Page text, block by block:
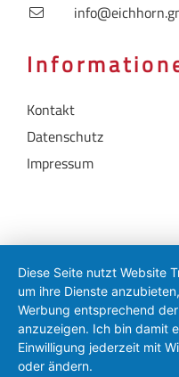
Kontakt
Datenschutz
Impressum
Diese Seite nutzt Website
um ihre Dienste
Werbung entsprechend
anzuzeigen. Ich bin damit
Einwilligung jederzeit mit
oder ändern.